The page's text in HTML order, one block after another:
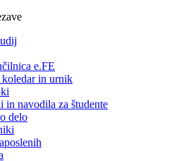
e.FE
in urnik
in navodila za študente
delo